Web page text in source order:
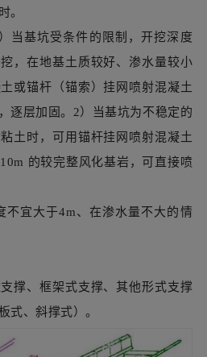
土时，可用锚杆挂网喷射混凝土
的较完整风化基岩，可直接喷
宜大于4m、在渗水量不大的情
撑、框架式支撑、其他形式支撑
式、斜撑式）。